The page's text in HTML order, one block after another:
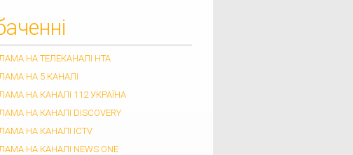
НА ТЕЛЕКАНАЛІ НТА
НА 5 КАНАЛІ
НА КАНАЛІ 112 УКРАЇНА
НА КАНАЛІ DISCOVERY
НА КАНАЛІ ICTV
НА КАНАЛІ NEWS ONE